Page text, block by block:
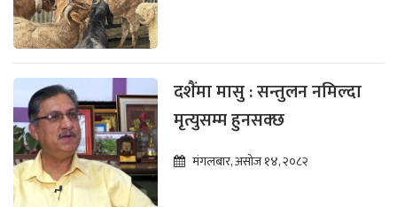
दशैंमा मासु : सन्तुलन नमिल्दा
मृत्युसम्म हुनसक्छ
मंगलबार, असोज १४, २०८२